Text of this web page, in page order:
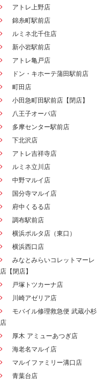
アトレ上野店
錦糸町駅前店
ルミネ北千住店
新小岩駅前店
アトレ亀戸店
ドン・キホーテ蒲田駅前店
町田店
小田急町田駅前店【閉店】
八王子オーパ店
多摩センター駅前店
下北沢店
アトレ吉祥寺店
ルミネ立川店
中野マルイ店
国分寺マルイ店
府中くるる店
調布駅前店
横浜ポルタ店（東口）
横浜西口店
みなとみらいコレットマーレ
店【閉店】
戸塚トツカーナ店
川崎アゼリア店
モバイル修理救急便 武蔵小杉
店
厚木 アミューあつぎ店
海老名マルイ店
マルイファミリー溝口店
青葉台店